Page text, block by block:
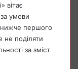
вітає
умови
першого
не поділяти
за зміст